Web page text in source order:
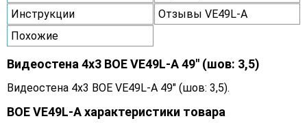
Инструкции
Отзывы VE49L-A
Похожие
Видеостена 4x3 BOE VE49L-A 49" (шов: 3,5)
Видеостена 4x3 BOE VE49L-A 49" (шов: 3,5).
BOE VE49L-A характеристики товара